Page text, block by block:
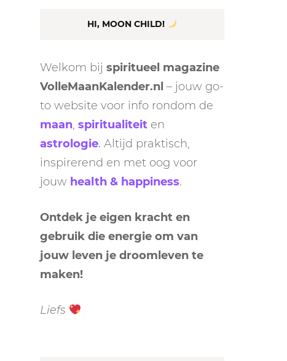
HI, MOON CHILD!
Welkom bij spiritueel magazine
VolleMaanKalender.nl – jouw go-
to website voor info rondom de
maan, spiritualiteit en
astrologie. Altijd praktisch,
inspirerend en met oog voor
jouw health & happiness.
Ontdek je eigen kracht en
gebruik die energie om van
jouw leven je droomleven te
maken!
Liefs